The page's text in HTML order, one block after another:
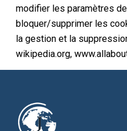
modifier les paramètres
bloquer/supprimer les
la gestion et la
wikipedia.org,